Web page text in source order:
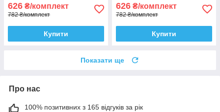
626 ₴/комплект
782 ₴/комплект
Купити
626 ₴/комплект
782 ₴/комплект
Купити
Показати ще
Про нас
100% позитивних з 165 відгуків за рік